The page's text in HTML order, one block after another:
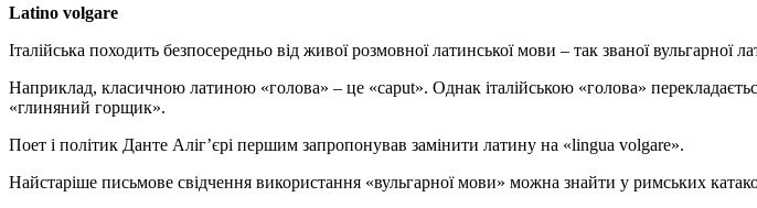
Latino volgare
Італійська походить безпосередньо від живої розмовної латинської мови – так званої
Наприклад, класичною латиною «голова» – це «caput». Однак італійською «голова»
«глиняний горщик».
Поет і політик Данте Аліг’єрі першим запропонував замінити латину на «lingua volgare».
Найстаріше письмове свідчення використання «вульгарної мови» можна знайти у римських